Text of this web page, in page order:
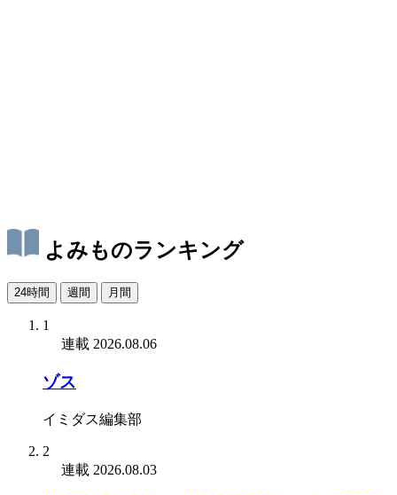
よみものランキング
24時間 週間 月間
1
連載 2026.08.06
ゾス
イミダス編集部
2
連載 2026.08.03